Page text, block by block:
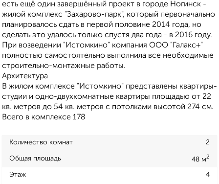
есть ещё один завершённый проект в городе Ногинск -
жилой комплекс "Захарово-парк", который первоначально
планировалось сдать в первой половине 2014 года, но
сделать это удалось только спустя два года - в 2016 году.
При возведении "Истомкино" компания ООО "Галакс+"
полностью самостоятельно выполнила все необходимые
строительно-монтажные работы.
Архитектура
В жилом комплексе "Истомкино" представлены квартиры-
студии и одно-двухкомнатные квартиры площадью от 22
кв. метров до 54 кв. метров с потолками высотой 274 см.
Всего в комплексе 178
Количество комнат 2
Общая площадь 48 м2
Этаж 4